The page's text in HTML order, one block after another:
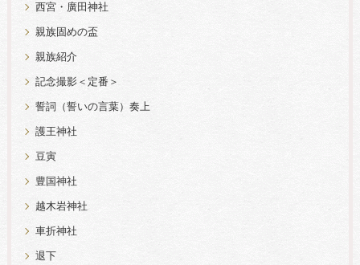
西宮・廣田神社
親族固めの盃
親族紹介
記念撮影＜定番＞
誓詞（誓いの言葉）奏上
護王神社
豆寅
豊国神社
越木岩神社
車折神社
退下